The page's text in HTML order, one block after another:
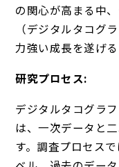
の関心が高まる中
（デジタルタコグ
力強い成長を遂げる
研究プロセス:
デジタルタコグラ
は、一次データと
す。調査プロセス